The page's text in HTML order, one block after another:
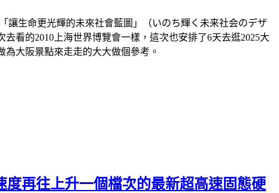
讓生命更光輝的未來社會藍圖」（いのち輝く未来社会のデザ
看的2010上海世界博覽會一樣，這次也安排了6天去逛2025大
大阪景點來走走的大大做個參考。
度再往上升一個檔次的最新超高速固態硬